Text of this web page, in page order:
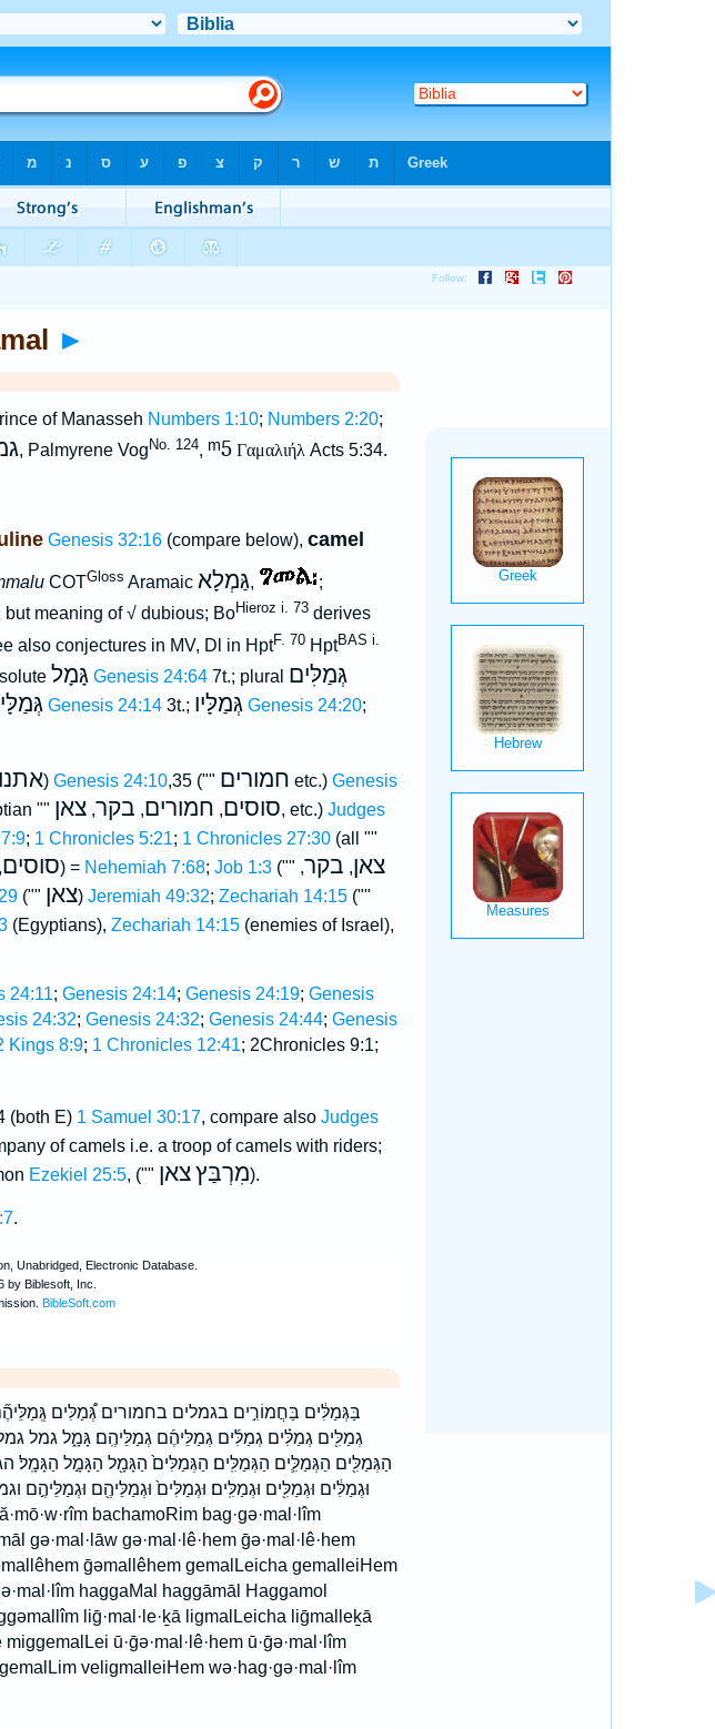
►
of Manasseh Numbers 1:10; Numbers 2:20;
, Palmyrene Vog No. 124, ᵐ5 Γαμαλιήλ Acts 5:34.
Genesis 32:16(compare below), camel
COTGloss Aramaic גַּמְלָא,
;
but meaning of √ dubious; BoHieroz i. 73derives
also conjectures in MV, Dl in HptF. 70HptBAS i.
גָּמָל Genesis 24:647t.; plural גְּמַלִּים
Genesis 24:143t.; גְּמַלָּיו Genesis 24:20;
) Genesis 24:10,35 ("" חמורים etc.) Genesis
"" סוסים, חמורים, בקר,צאן , etc.) Judges
; 1 Chronicles 5:21; 1 Chronicles 27:30(all ""
סוסים, ) = Nehemiah 7:68; Job 1:3("" צאן, בקר,
("" צאן) Jeremiah 49:32; Zechariah 14:15(""
(Egyptians), Zechariah 14:15(enemies of Israel),
24:11; Genesis 24:14; Genesis 24:19; Genesis
24:32; Genesis 24:32; Genesis 24:44; Genesis
Kings 8:9; 1 Chronicles 12:41; 2Chronicles 9:1;
(both E) 1 Samuel 30:17, compare also Judges
of camels i.e. a troop of camels with riders;
Ezekiel 25:5, ("" מִרְבַּץצאן ).
.
בַּגְּמַלִּ֔ים בַּחֲמוֹרִ֣ים בגמלים בחמורים גְּ֠מַלִּים
גְמַלִּ֖ים גְמַלִּ֗ים גְמַלִּ֜ים גְמַלֵּיהֶ֜ם גְמַלֵּיהֶֽם׃ גָּמָ֑ל גמל
הַגְּמַלִּ֖ים הַגְּמַלִּ֛ים הַגְּמַלִּֽים׃ הַגְּמַלִּים֙ הַגָּמָ֖ל הַגָּמָ֣ל הַגָּמָֽל׃
וּגְמַלִּ֔ים וּגְמַלִּ֖ים וּגְמַלִּֽים׃ וּגְמַלִּים֙ וּגְמַלֵּיהֶ֖ם וּגְמַלֵּיהֶ֣ם
gə·mal·lāw gə·mal·lê·hem ḡə·mal·lê·hem
ḡəmallêhem gemalLeicha gemalleiHem
haggaMal haggāmāl Haggamol
liḡ·mal·le·ḵā ligmalLeicha liḡmalleḵā
ū·ḡə·mal·lê·hem ū·ḡə·mal·lîm
veligmalleiHem wə·hag·gə·mal·lîm